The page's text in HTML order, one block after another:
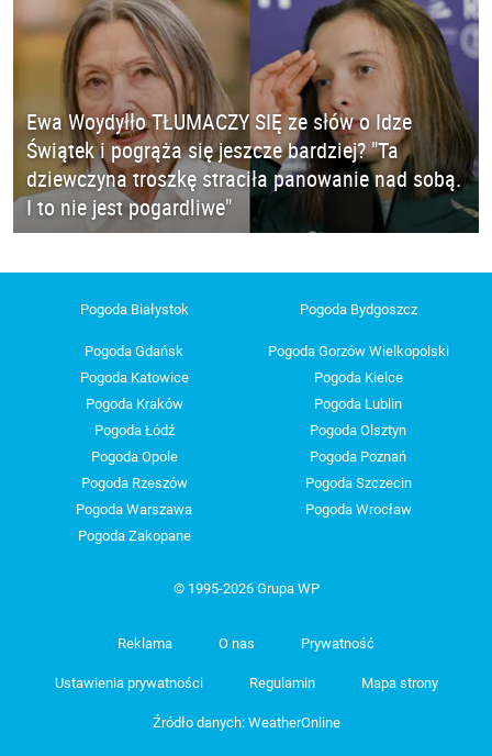
Ewa Woydyłło TŁUMACZY SIĘ ze słów o Idze
Świątek i pogrąża się jeszcze bardziej? "Ta
dziewczyna troszkę straciła panowanie nad sobą.
I to nie jest pogardliwe"
Pogoda Białystok Pogoda Bydgoszcz
Pogoda Gdańsk
Pogoda Gorzów Wielkopolski
Pogoda Katowice
Pogoda Kielce
Pogoda Kraków
Pogoda Lublin
Pogoda Łódź
Pogoda Olsztyn
Pogoda Opole
Pogoda Poznań
Pogoda Rzeszów
Pogoda Szczecin
Pogoda Warszawa
Pogoda Wrocław
Pogoda Zakopane
© 1995-2026 Grupa WP
Reklama O nas Prywatność
Ustawienia prywatności Regulamin Mapa strony
Źródło danych: WeatherOnline